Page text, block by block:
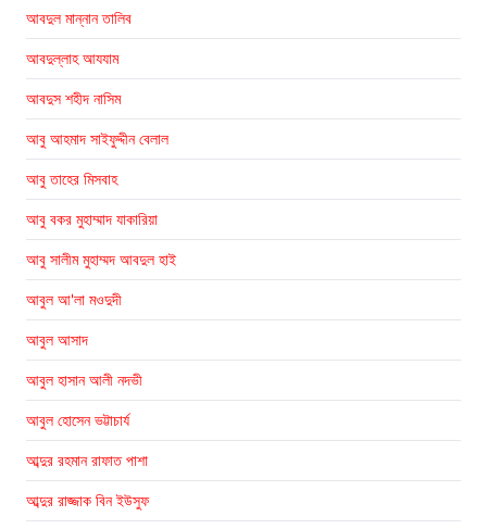
আবদুল মান্নান তালিব
আবদুল্লাহ আযযাম
আবদুস শহীদ নাসিম
আবু আহমাদ সাইফুদ্দীন বেলাল
আবু তাহের মিসবাহ
আবু বকর মুহাম্মাদ যাকারিয়া
আবু সালীম মুহাম্মদ আবদুল হাই
আবুল আ'লা মওদুদী
আবুল আসাদ
আবুল হাসান আলী নদভী
আবুল হোসেন ভট্টাচার্য
আব্দুর রহমান রাফাত পাশা
আব্দুর রাজ্জাক বিন ইউসুফ